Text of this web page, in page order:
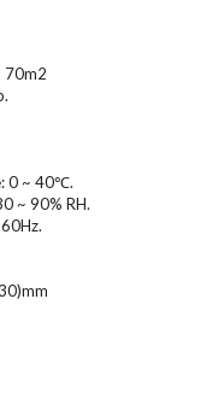
70m2
0 ~ 40℃.
~ 90% RH.